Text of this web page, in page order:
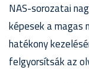
NAS-sorozatai
képesek a magas
hatékony
felgyorsítsák az